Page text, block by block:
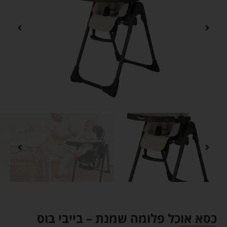
כסא אוכל פלומה שמנת – בייבי בוס